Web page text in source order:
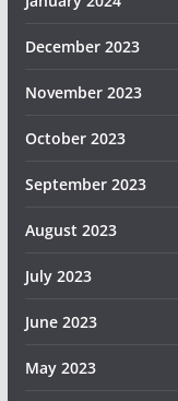
December 2023
November 2023
October 2023
September 2023
August 2023
July 2023
June 2023
May 2023